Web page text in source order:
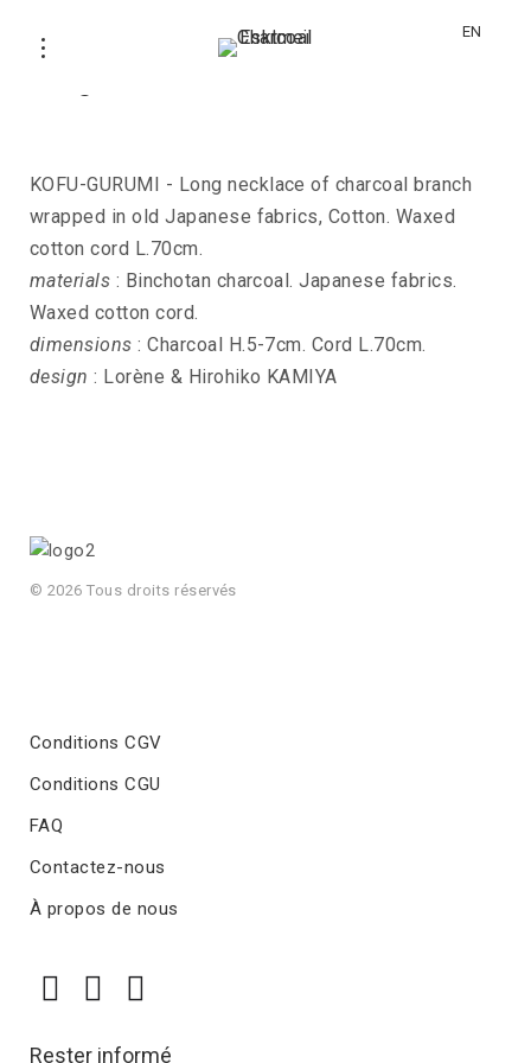
EN
KOFU-GURUMI - Long necklace of charcoal branch
wrapped in old Japanese fabrics, Cotton. Waxed
cotton cord L.70cm.
materials : Binchotan charcoal. Japanese fabrics.
Waxed cotton cord.
dimensions : Charcoal H.5-7cm. Cord L.70cm.
design : Lorène & Hirohiko KAMIYA
© 2026 Tous droits réservés
Conditions CGV
Conditions CGU
FAQ
Contactez-nous
À propos de nous
Rester informé